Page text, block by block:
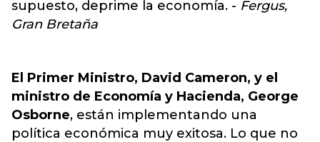
supuesto, deprime la economía. - Fergus,
Gran Bretaña
El Primer Ministro, David Cameron, y el
ministro de Economía y Hacienda, George
Osborne, están implementando una
política económica muy exitosa. Lo que no